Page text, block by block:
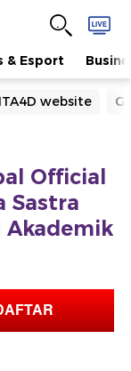
& Esport
website
Official
Sastra
Akademik